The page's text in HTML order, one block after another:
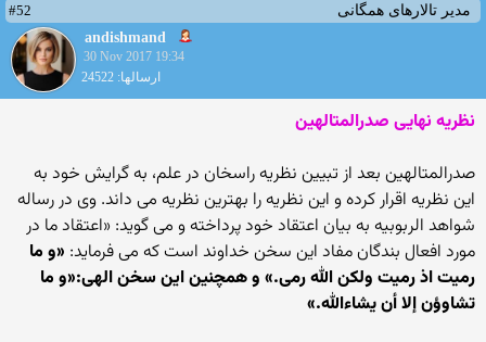
مدیر تالارهای همگانی
#52
andishmand
30 Nov 2017 19:34
ارسالها: 24522
نظریه نهایی صدرالمتالهین
صدرالمتالهین بعد از تبیین نظریه راسخان در علم، به گرایش خود به
این نظریه اقرار کرده و این نظریه را بهترین نظریه می داند. وی در رساله
شواهد الربوبیه به بیان اعتقاد خود پرداخته و می گوید: «اعتقاد ما در
مورد افعال بندگان مفاد این سخن خداوند است که می فرماید: «و ما
رمیت اذ رمیت ولکن الله رمی.» و همچنین این سخن الهی:«و ما
تشاوؤن إلا أن یشاءالله.»